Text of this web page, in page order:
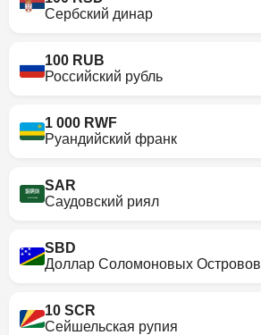
Сербский динар
100 RUB
Российский рубль
1 000 RWF
Руандийский франк
SAR
Саудовский риял
SBD
Доллар Соломоновых Островов
10 SCR
Сейшельская рупия